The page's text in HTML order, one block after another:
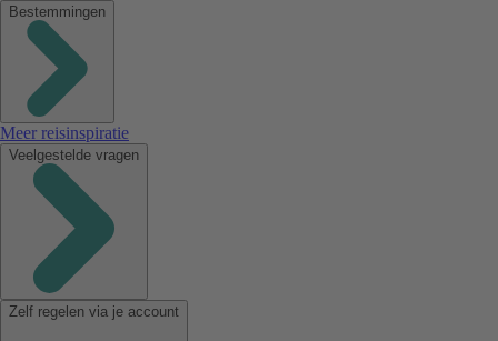
Bestemmingen
Meer reisinspiratie
Veelgestelde vragen
Zelf regelen via je account